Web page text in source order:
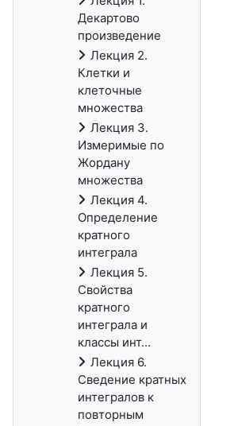
Декартово
произведение
Лекция 2.
Клетки и
клеточные
множества
Лекция 3.
Измеримые по
Жордану
множества
Лекция 4.
Определение
кратного
интеграла
Лекция 5.
Свойства
кратного
интеграла и
классы инт...
Лекция 6.
Сведение кратных
интегралов к
повторным